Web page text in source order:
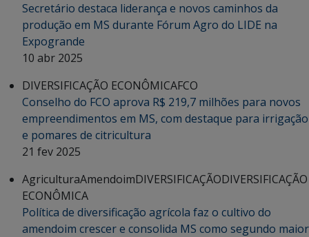
Secretário destaca liderança e novos caminhos da
produção em MS durante Fórum Agro do LIDE na
Expogrande
10 abr 2025
DIVERSIFICAÇÃO ECONÔMICAFCO
Conselho do FCO aprova R$ 219,7 milhões para novos
empreendimentos em MS, com destaque para irrigação
e pomares de citricultura
21 fev 2025
AgriculturaAmendoimDIVERSIFICAÇÃODIVERSIFICAÇÃO
ECONÔMICA
Política de diversificação agrícola faz o cultivo do
amendoim crescer e consolida MS como segundo maior